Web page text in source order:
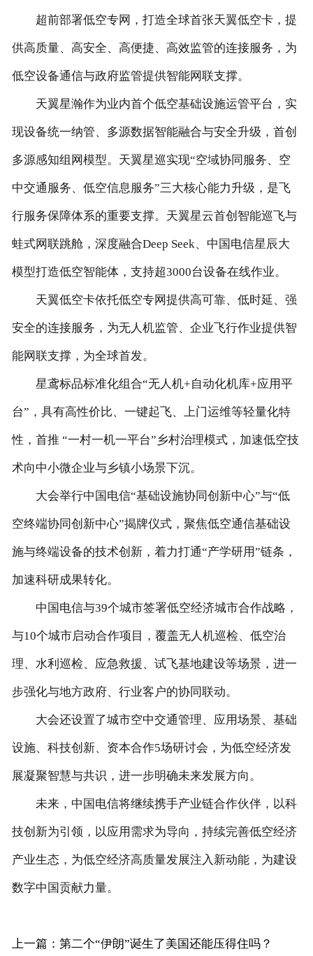
超前部署低空专网，打造全球首张天翼低空卡，提
供高质量、高安全、高便捷、高效监管的连接服务，为
低空设备通信与政府监管提供智能网联支撑。
天翼星瀚作为业内首个低空基础设施运管平台，实
现设备统一纳管、多源数据智能融合与安全升级，首创
多源感知组网模型。天翼星巡实现“空域协同服务、空
中交通服务、低空信息服务”三大核心能力升级，是飞
行服务保障体系的重要支撑。天翼星云首创智能巡飞与
蛙式网联跳舱，深度融合Deep Seek、中国电信星辰大
模型打造低空智能体，支持超3000台设备在线作业。
天翼低空卡依托低空专网提供高可靠、低时延、强
安全的连接服务，为无人机监管、企业飞行作业提供智
能网联支撑，为全球首发。
星鸢标品标准化组合“无人机+自动化机库+应用平
台”，具有高性价比、一键起飞、上门运维等轻量化特
性，首推 “一村一机一平台”乡村治理模式，加速低空技
术向中小微企业与乡镇小场景下沉。
大会举行中国电信“基础设施协同创新中心”与“低
空终端协同创新中心”揭牌仪式，聚焦低空通信基础设
施与终端设备的技术创新，着力打通“产学研用”链条，
加速科研成果转化。
中国电信与39个城市签署低空经济城市合作战略，
与10个城市启动合作项目，覆盖无人机巡检、低空治
理、水利巡检、应急救援、试飞基地建设等场景，进一
步强化与地方政府、行业客户的协同联动。
大会还设置了城市空中交通管理、应用场景、基础
设施、科技创新、资本合作5场研讨会，为低空经济发
展凝聚智慧与共识，进一步明确未来发展方向。
未来，中国电信将继续携手产业链合作伙伴，以科
技创新为引领，以应用需求为导向，持续完善低空经济
产业生态，为低空经济高质量发展注入新动能，为建设
数字中国贡献力量。
上一篇：第二个“伊朗”诞生了美国还能压得住吗？